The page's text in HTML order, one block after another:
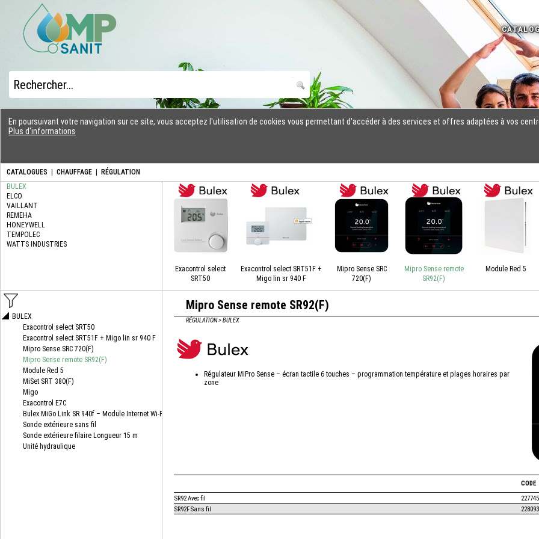
CATALOGUES CHAUFFAGE RÉGULATION
En poursuivant votre navigation sur ce site, vous acceptez l'utilisation de cookies vous permettant d'accéder à des services et offres adaptées à vos
Plus d'informations
Exacontrol select
SRT50
Exacontrol select SRT51F +
Migo lin sr 940 F
Mipro Sense SRC
720(F)
Mipro Sense remote
SR92(F)
Module Red 5